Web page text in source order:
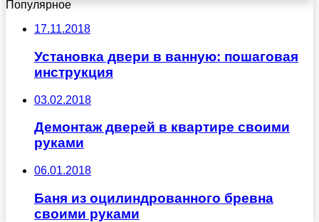
Популярное
17.11.2018
Установка двери в ванную: пошаговая
инструкция
03.02.2018
Демонтаж дверей в квартире своими
руками
06.01.2018
Баня из оцилиндрованного бревна
своими руками